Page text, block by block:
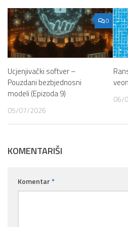
0
Ucjenjivački softver –
Pouzdani bezbjednosni
modeli (Epizoda 9)
05/07/2026
06/
KOMENTARIŠI
Komentar *